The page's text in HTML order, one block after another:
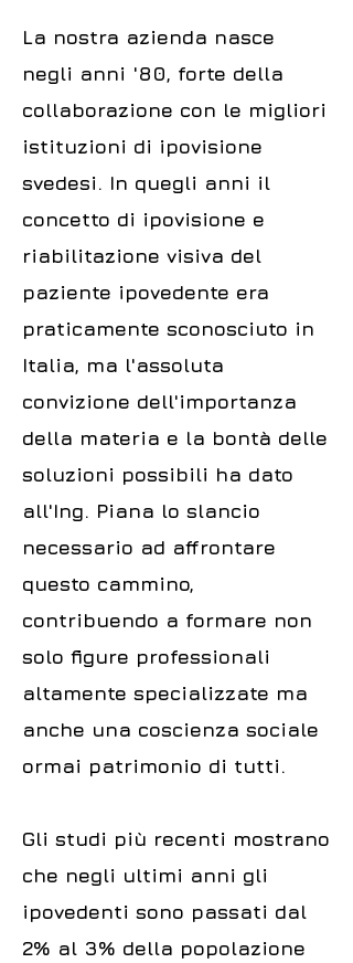
La nostra azienda nasce
negli anni '80, forte della
collaborazione con le migliori
istituzioni di ipovisione
svedesi. In quegli anni il
concetto di ipovisione e
riabilitazione visiva del
paziente ipovedente era
praticamente sconosciuto in
Italia, ma l'assoluta
convizione dell'importanza
della materia e la bontà delle
soluzioni possibili ha dato
all'Ing. Piana lo slancio
necessario ad affrontare
questo cammino,
contribuendo a formare non
solo figure professionali
altamente specializzate ma
anche una coscienza sociale
ormai patrimonio di tutti.
Gli studi più recenti mostrano
che negli ultimi anni gli
ipovedenti sono passati dal
2% al 3% della popolazione